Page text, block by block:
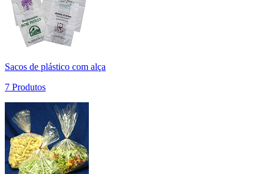
Sacos de plástico com alça
7 Produtos